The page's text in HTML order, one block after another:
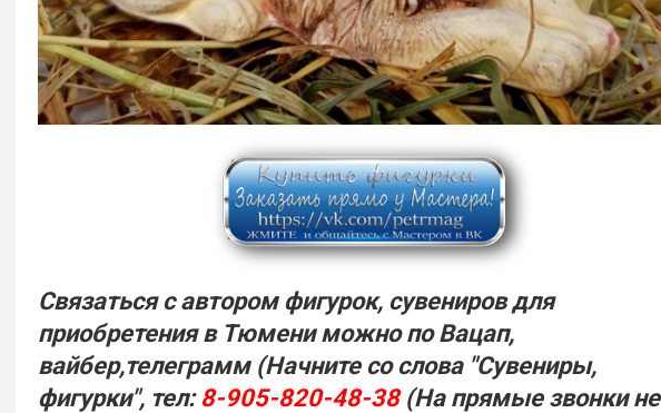
Связаться с автором фигурок, сувениров для
приобретения в Тюмени можно по Вацап,
вайбер,телеграмм (Начните со слова "Сувениры,
фигурки", тел: 8-905-820-48-38(На прямые звонки не